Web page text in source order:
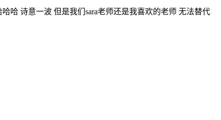
哈 诗意一波 但是我们sara老师还是我喜欢的老师 无法替代